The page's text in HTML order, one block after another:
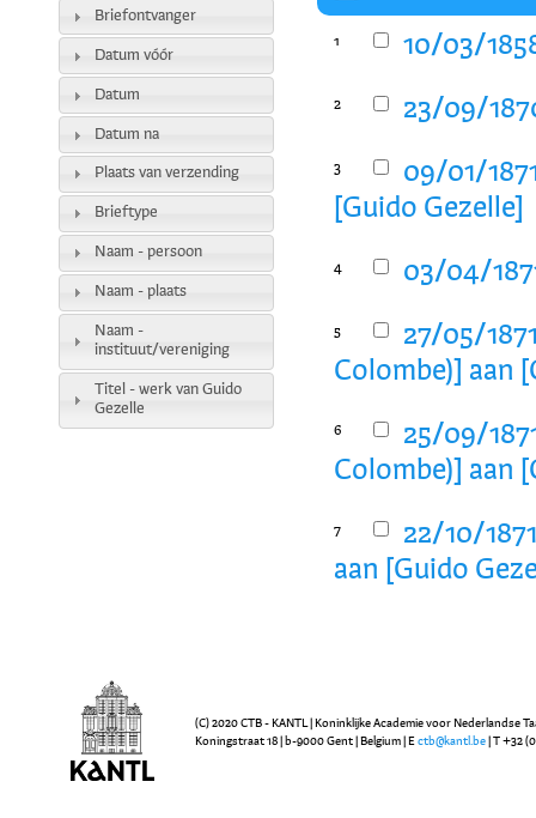
1 10/03/
2 23/09/
3
09/01/
[Guido Gezelle]
4 03/04/
5
27/05/
Colombe)] aan
6
25/09/
Colombe)] aan
7
22/10/
aan [Guido
Briefontvanger
Datum vóór
Datum
Datum na
Plaats van verzending
Brieftype
Naam - persoon
Naam - plaats
Naam -
instituut/vereniging
Titel - werk van Guido
Gezelle
(C) 2020 CTB - KANTL | Koninklijke Academie voor Nederlandse
Koningstraat 18 | b-9000 Gent | Belgium | E ctb@kantl.be | T +32